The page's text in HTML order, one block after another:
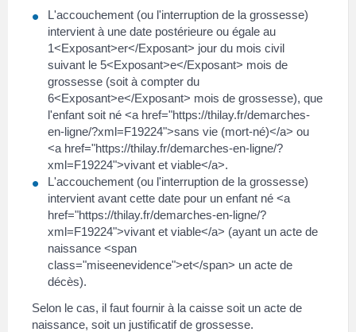
L'accouchement (ou l'interruption de la grossesse)
intervient à une date postérieure ou égale au
1<Exposant>er</Exposant> jour du mois civil
suivant le 5<Exposant>e</Exposant> mois de
grossesse (soit à compter du
6<Exposant>e</Exposant> mois de grossesse), que
l'enfant soit né <a href="https://thilay.fr/demarches-
en-ligne/?xml=F19224">sans vie (mort-né)</a> ou
<a href="https://thilay.fr/demarches-en-ligne/?
xml=F19224">vivant et viable</a>.
L'accouchement (ou l'interruption de la grossesse)
intervient avant cette date pour un enfant né <a
href="https://thilay.fr/demarches-en-ligne/?
xml=F19224">vivant et viable</a> (ayant un acte de
naissance <span
class="miseenevidence">et</span> un acte de
décès).
Selon le cas, il faut fournir à la caisse soit un acte de
naissance, soit un justificatif de grossesse.